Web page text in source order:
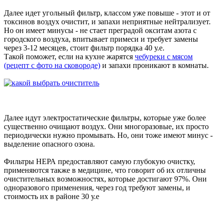
Далее идет угольный фильтр, классом уже повыше - этот и от
токсинов воздух очистит, и запахи неприятные нейтрализует.
Но он имеет минусы - не стает преградой окситам азота с
городского воздуха, впитывает примеси и требует замены
через 3-12 месяцев, стоит фильтр порядка 40 у.е.
Такой поможет, если на кухне жарятся чебуреки с мясом
(рецепт с фото на сковороде) и запахи проникают в комнаты.
Далее идут электростатические фильтры, которые уже более
существенно очищают воздух. Они многоразовые, их просто
периодически нужно промывать. Но, они тоже имеют минус -
выделение опасного озона.
Фильтры НЕРА предоставляют самую глубокую очистку,
применяются также в медицине, что говорит об их отличны
очистительных возможностях, которые достигают 97%. Они
одноразового применения, через год требуют замены, и
стоимость их в районе 30 у.е